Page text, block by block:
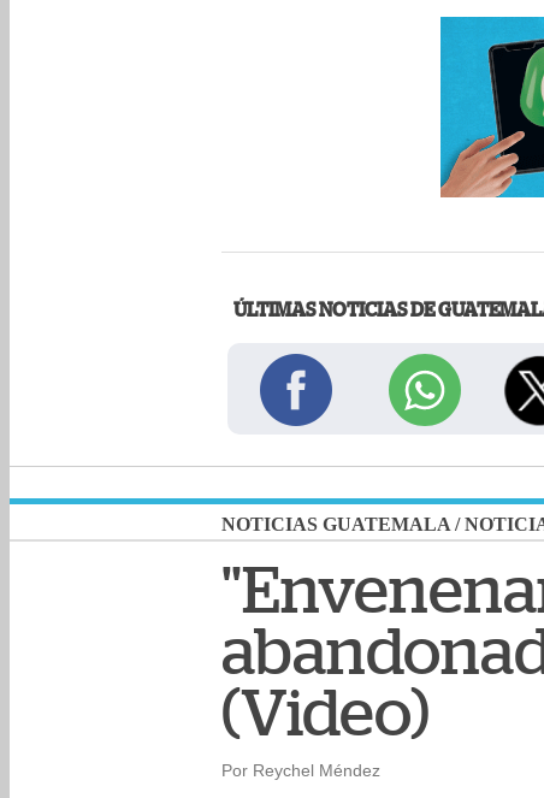
ÚLTIMAS NOTICIAS DE
NOTICIAS GUATEMALA /
(Video)
Por Reychel Méndez